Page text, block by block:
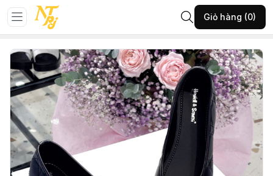
Giỏ hàng (0)
Trang chủ
1-NHUT-ĐEN-39-(9375-1BB232T626)